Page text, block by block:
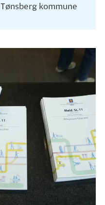
Tønsberg kommune